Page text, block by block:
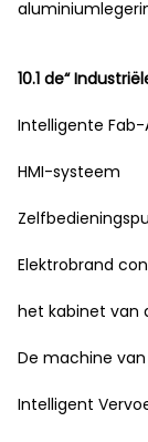
10.1 de“
Intelligente
HMI-systeem
Elektrobrand
het kabinet van
De machine
Intelligent